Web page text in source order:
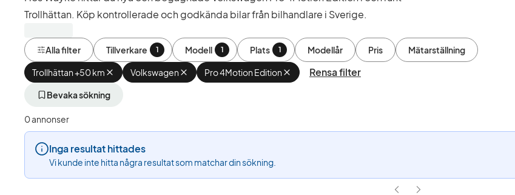
Trollhättan. Köp kontrollerade och godkända bilar från bilhandlare i Sverige.
Alla filter Tillverkare 1 Modell 1 Plats 1 Modellår Pris Mätarställning
Trollhättan +50 km Ta
bort
aktivt
(Plats)
Volkswagen Ta
bort
Pro 4Motion Edition Ta
bort
Rensa filter
Bevaka sökning
0 annonser
Inga resultat hittades
Vi kunde inte hitta några resultat som matchar din sökning.